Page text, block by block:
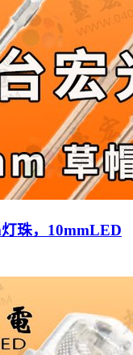
珠，10mmLED